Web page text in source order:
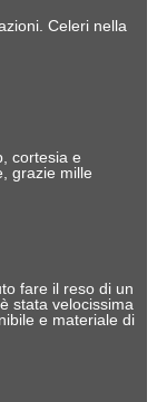
Celeri nella
cortesia e
grazie mille
fare il reso di un
stata velocissima
e materiale di